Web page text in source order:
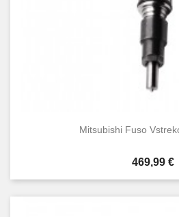
Mitsubishi Fuso
Cena
469,99 €